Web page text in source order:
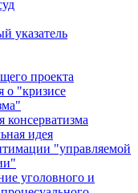
указатель
проекта
о "кризисе
консерватизма
идея
"управляемой
уголовного и